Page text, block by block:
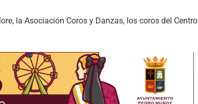
la Asociación Coros y Danzas, los coros del Centro